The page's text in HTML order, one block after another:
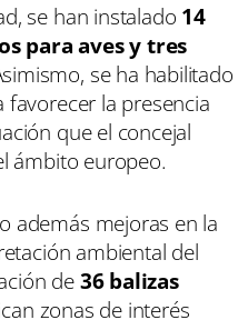
se han instalado 14
para aves y tres
se ha habilitado
favorecer la presencia
que el concejal
ámbito europeo.
además mejoras en la
ambiental del
de36 balizas
zonas de interés